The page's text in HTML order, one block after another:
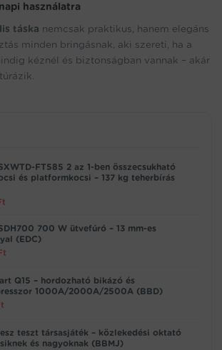
használatra
táska nemcsak praktikus, hanem elegáns
minden bringásnak, aki szereti, ha a
kéznél és biztonságban vannak – akár
FT585 2 az 1-ben összecsukható
és platformkocsi – 137 kg teherbírás
700 W ütvefúró – 13 mm-es
(EDC)
Q15 – hordozható bikázó és
1000A/2000A/2500A (BBD)
teszt társasjáték – közlekedési oktató
és nagyoknak (BBMJ)